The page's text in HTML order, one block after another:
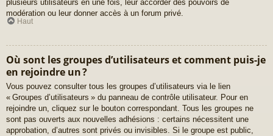
plusieurs utilisateurs en une fois, leur accorder des pouvoirs de
modération ou leur donner accès à un forum privé.
Haut
Où sont les groupes d’utilisateurs et comment puis-je
en rejoindre un ?
Vous pouvez consulter tous les groupes d’utilisateurs via le lien
« Groupes d’utilisateurs » du panneau de contrôle utilisateur. Pour en
rejoindre un, cliquez sur le bouton correspondant. Tous les groupes ne
sont pas ouverts aux nouvelles adhésions : certains nécessitent une
approbation, d’autres sont privés ou invisibles. Si le groupe est public,